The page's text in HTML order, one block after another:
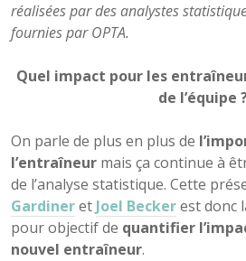
réalisées par des analystes
fournies par OPTA.
Quel impact pour les
de l’équipe
On parle de plus en plus de
l’entraîneur mais ça continue à
de l’analyse statistique. Cette
Gardineret Joel Beckerest donc
pour objectif de quantifier
nouvel entraîneur.